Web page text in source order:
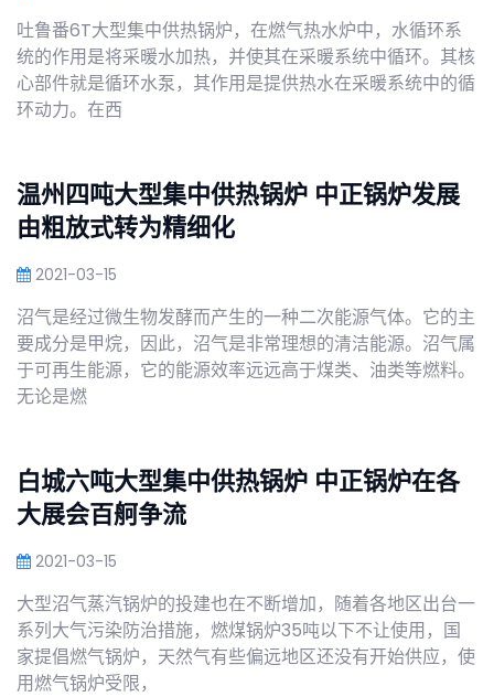
吐鲁番6T大型集中供热锅炉，在燃气热水炉中，水循环系
统的作用是将采暖水加热，并使其在采暖系统中循环。其核
心部件就是循环水泵，其作用是提供热水在采暖系统中的循
环动力。在西
温州四吨大型集中供热锅炉 中正锅炉发展
由粗放式转为精细化
2021-03-15
沼气是经过微生物发酵而产生的一种二次能源气体。它的主
要成分是甲烷，因此，沼气是非常理想的清洁能源。沼气属
于可再生能源，它的能源效率远远高于煤类、油类等燃料。
无论是燃
白城六吨大型集中供热锅炉 中正锅炉在各
大展会百舸争流
2021-03-15
大型沼气蒸汽锅炉的投建也在不断增加，随着各地区出台一
系列大气污染防治措施，燃煤锅炉35吨以下不让使用，国
家提倡燃气锅炉，天然气有些偏远地区还没有开始供应，使
用燃气锅炉受限，